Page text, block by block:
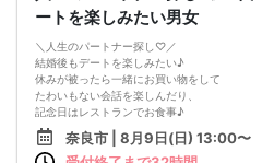
上記同意了承の上お申し込みいただいたとみな
ださい。
ートを楽しみたい男女
＼人生のパートナー探し♡／
結婚後もデートを楽しみたい♪
休みが被ったら一緒にお買い物をして
たわいもない会話を楽しんだり、
記念日はレストランでお食事♪
自分を大切に思ってくれる素敵なお相手との
夢みたいな未来が待っています。
奈良市 | 8月9日(日) 13:00〜